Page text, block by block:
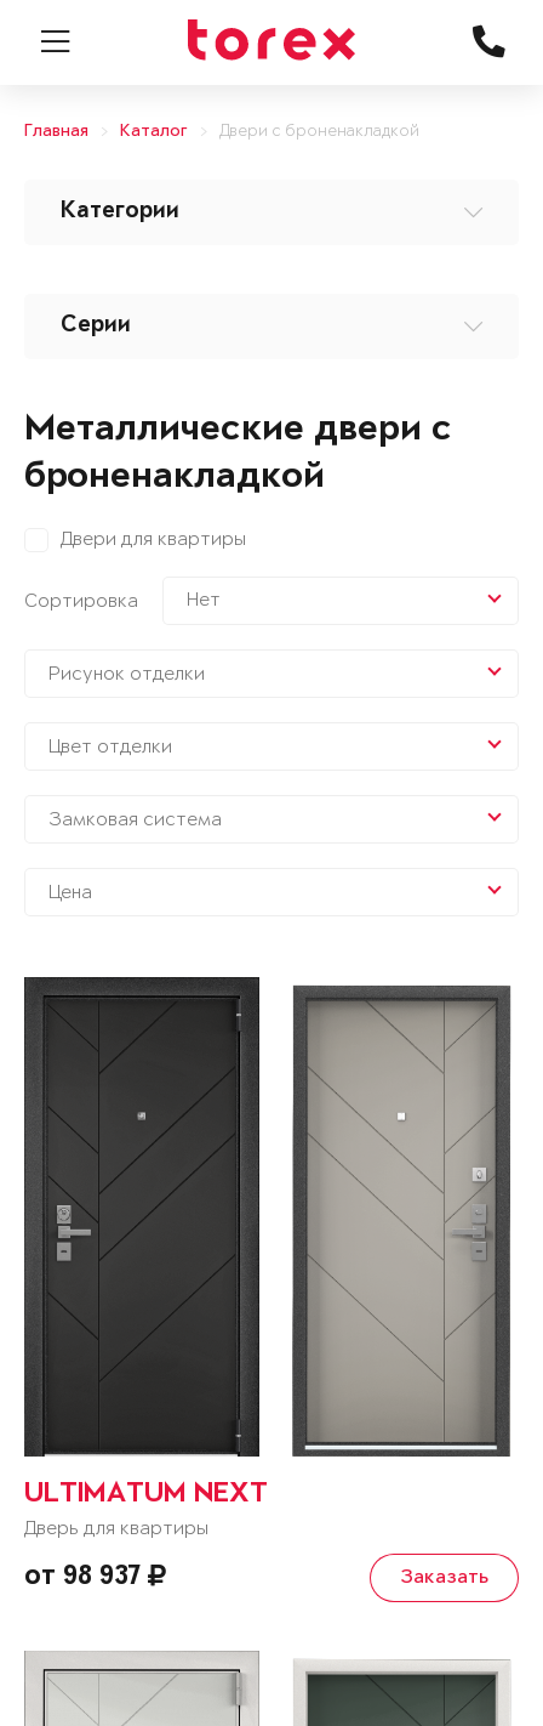
Главная Каталог Двери с броненакладкой
Категории
Серии
Металлические двери с
броненакладкой
Двери для квартиры
Сортировка Нет
Рисунок отделки
Цвет отделки
Замковая система
Цена
ULTIMATUM NEXT
Дверь для квартиры
от 98 937 Заказать